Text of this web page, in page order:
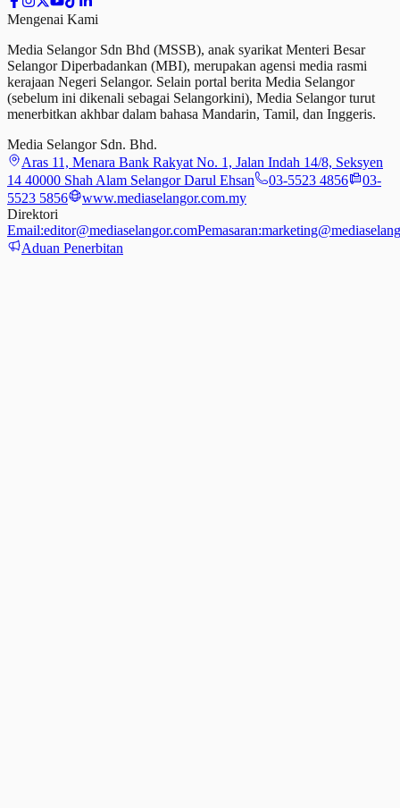
Mengenai Kami
Media Selangor Sdn Bhd (MSSB), anak syarikat Menteri Besar
Selangor Diperbadankan (MBI), merupakan agensi media rasmi
kerajaan Negeri Selangor. Selain portal berita Media Selangor
(sebelum ini dikenali sebagai Selangorkini), Media Selangor turut
menerbitkan akhbar dalam bahasa Mandarin, Tamil, dan Inggeris.
Media Selangor Sdn. Bhd.
Aras 11, Menara Bank Rakyat No. 1, Jalan Indah 14/8, Seksyen
14 40000 Shah Alam Selangor Darul Ehsan
03-5523 4856
03-
5523 5856
www.mediaselangor.com.my
Direktori
Email:editor@mediaselangor.comPemasaran:
Aduan Penerbitan